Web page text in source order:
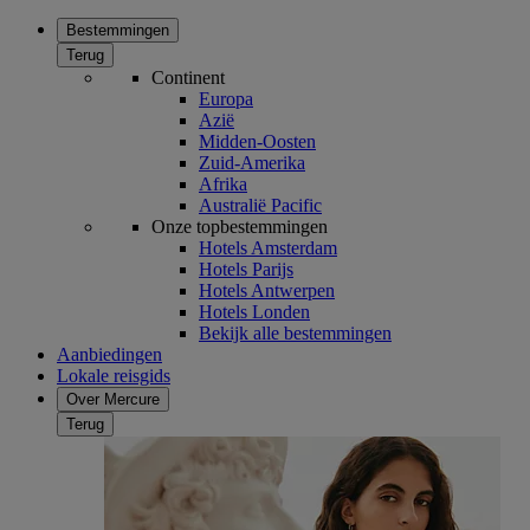
Bestemmingen
Terug
Continent
Europa
Azië
Midden-Oosten
Zuid-Amerika
Afrika
Australië Pacific
Onze topbestemmingen
Hotels Amsterdam
Hotels Parijs
Hotels Antwerpen
Hotels Londen
Bekijk alle bestemmingen
Aanbiedingen
Lokale reisgids
Over Mercure
Terug